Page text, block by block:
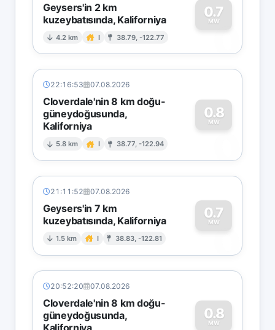
Geysers'in 2 km
kuzeybatısında, Kaliforniya
4.2 km I 38.79, -122.77
0.7
MW
0
22:16:53 07.08.2026
Cloverdale'nin 8 km doğu-
güneydoğusunda,
Kaliforniya
5.8 km I 38.77, -122.94
0.8
MW
0
21:11:52 07.08.2026
Geysers'in 7 km
kuzeybatısında, Kaliforniya
1.5 km I 38.83, -122.81
0.7
MW
0
20:52:20 07.08.2026
Cloverdale'nin 8 km doğu-
güneydoğusunda,
Kaliforniya
0.8
MW